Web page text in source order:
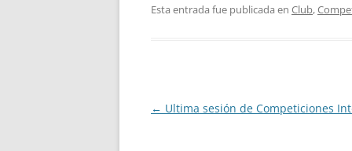
Esta entrada fue publicada en Club,
Navegación
← Ultima sesión de Competiciones